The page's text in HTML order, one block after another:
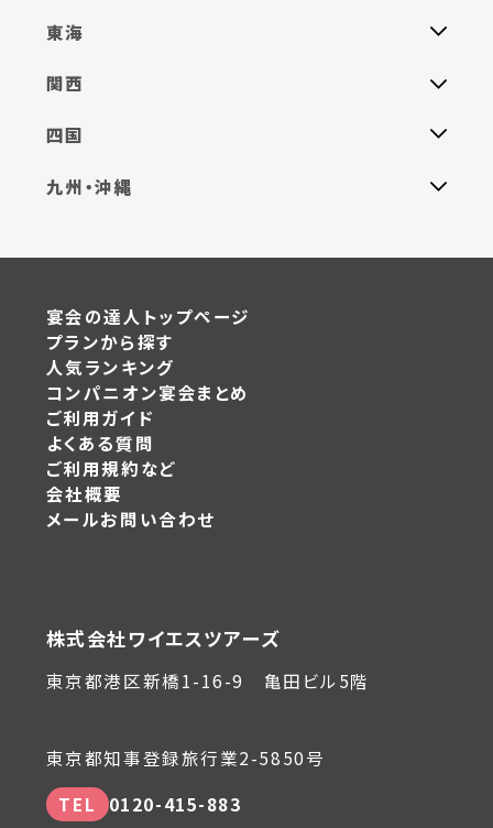
東海
関西
四国
九州・沖縄
宴会の達人トップページ
プランから探す
人気ランキング
コンパニオン宴会まとめ
ご利用ガイド
よくある質問
ご利用規約など
会社概要
メールお問い合わせ
株式会社ワイエスツアーズ
東京都港区新橋1-16-9 亀田ビル5階
東京都知事登録旅行業2-5850号
TEL
0120-415-883